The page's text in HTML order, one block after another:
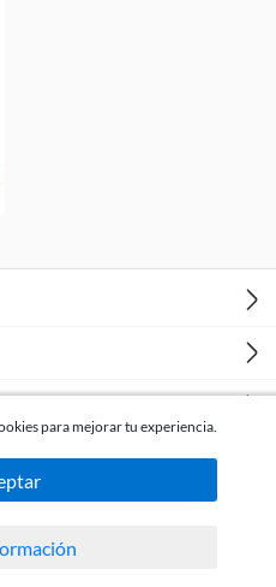
Sodimac S.A. | R.U.T. 216996650015.
para mejorar tu experiencia.